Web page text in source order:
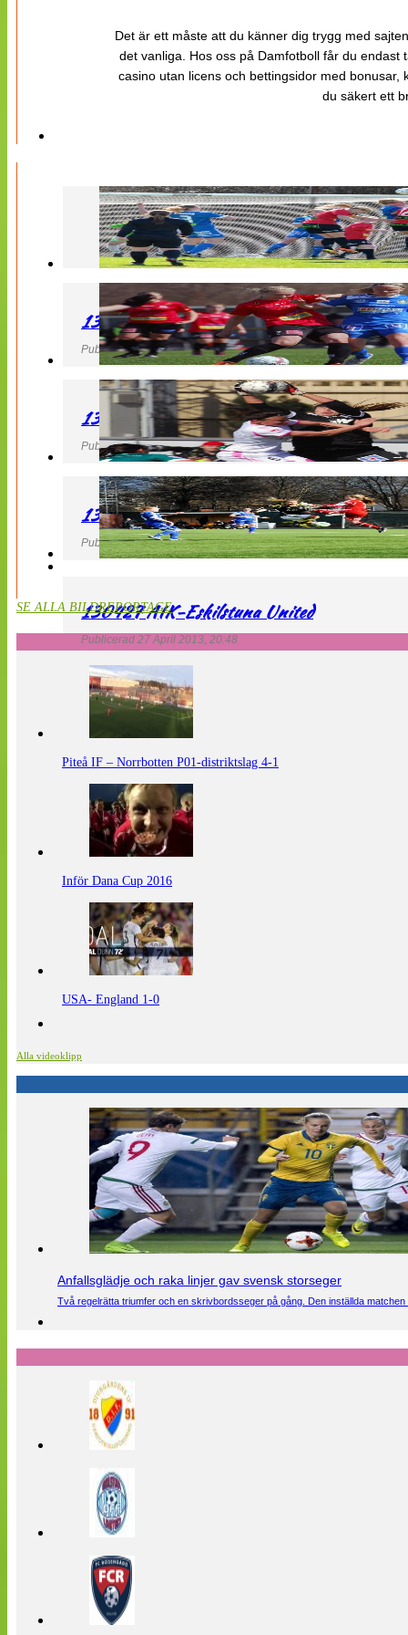
Det är ett måste att du känner dig trygg med
det vanliga. Hos oss på Damfotboll får du
casino utan licens och bettingsidor med
du säkert ett
130427 LB 07 – QBIK
Publicerad 27 April 2013, 22:40
130427 IF Limhamn Bunkeflo – QBIK
Publicerad 27 April 2013, 21:10
130427 LdB FC Malmö – Mallbackens IF
Publicerad 27 April 2013, 20:54
130427 AIK-Eskilstuna United
Publicerad 27 April 2013, 20:48
SE ALLA BILDREPORTAGE
Piteå IF – Norrbotten P01-distriktslag 4-1
Inför Dana Cup 2016
USA- England 1-0
Alla videoklipp
Anfallsglädje och raka linjer gav svensk storseger
Två regelrätta triumfer och en skrivbordsseger på gång. Den inställda